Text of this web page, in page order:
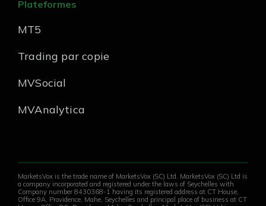
Plateformes
MT5
Trading par copie
MVSocial
MVAnalytica
MarketsVox is the trade name of MarketsVox (SC) Ltd. MarketsVox (SC) Ltd is
a company incorporated and registered under the laws of Seychelles with
Company number 8430368-1 having its registered address at CT House,
Office 9A, Providence, Mahe, Seychelles and principal place of business at CT